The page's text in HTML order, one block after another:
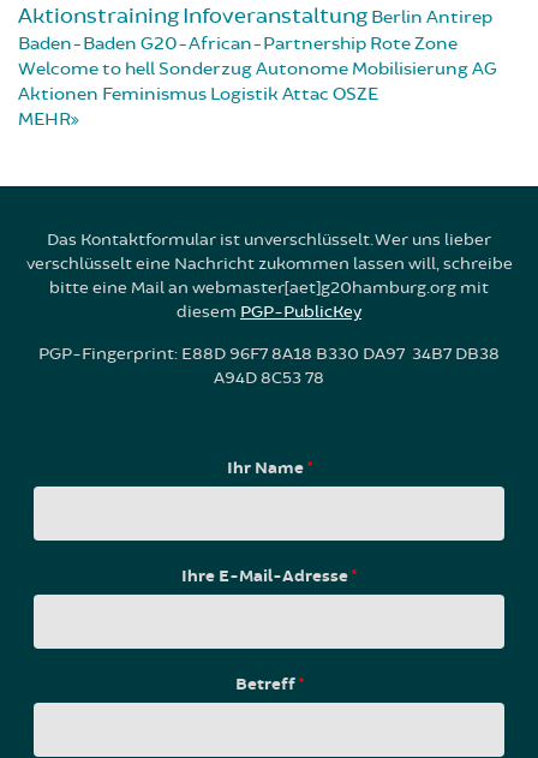
AktionstrainingInfoveranstaltung Berlin Antirep
Baden-Baden G20-African-Partnership Rote Zone
Welcome to hellSonderzugAutonome MobilisierungAG
Aktionen Feminismus Logistik Attac OSZE
MEHR
Das Kontaktformular ist unverschlüsselt. Wer uns lieber
verschlüsselt eine Nachricht zukommen lassen will, schreibe
bitte eine Mail an webmaster[aet]g20hamburg.org mit
diesem PGP-PublicKey
PGP-Fingerprint: E88D 96F7 8A18 B330 DA97 34B7 DB38
A94D 8C53 78
Ihr Name*
Ihre E-Mail-Adresse*
Betreff*